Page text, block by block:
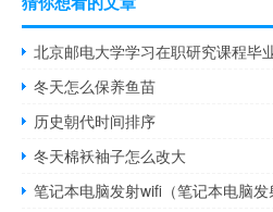
北京邮电大学学习在职研究课程毕
冬天怎么保养鱼苗
历史朝代时间排序
冬天棉袄袖子怎么改大
笔记本电脑发射wifi（笔记本电脑发